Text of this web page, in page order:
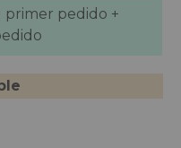
primer pedido +